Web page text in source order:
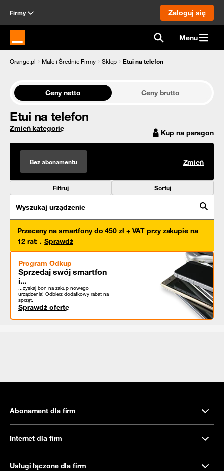
Firmy Zaloguj się
Strona główna Orange.pl Menu
Orange.pl Małe i Średnie Firmy Sklep Etui na telefon
Ceny netto Ceny brutto
Etui na telefon
Zmień kategorię Kup na paragon
Bez abonamentu Zmień
Filtruj Sortuj
Wyszukaj urządzenie
Przeceny na smartfony do 450 zł + VAT przy zakupie na
12 rat: . Sprawdź
Program Odkup
Sprzedaj swój smartfon
i...
...zyskaj bon na zakup nowego
urządzenia! Odbierz dodatkowy rabat na
sprzęt.
Sprawdź ofertę
Abonament dla firm
Internet dla firm
Usługi łączone dla firm